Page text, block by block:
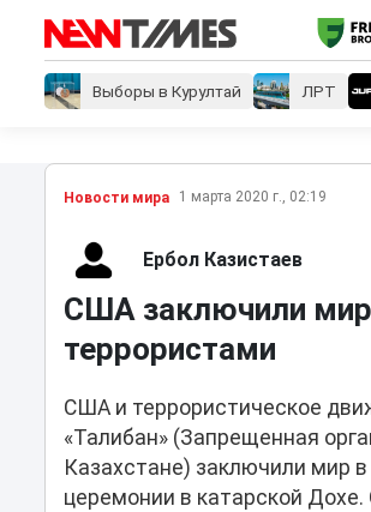
Выборы в Курултай ЛРТ
Новости мира 1 марта 2020 г., 02:19
Ербол Казистаев
США заключили
террористами
США и террористическое
«Талибан» (Запрещенная
Казахстане) заключили мир в
церемонии в катарской Дохе.